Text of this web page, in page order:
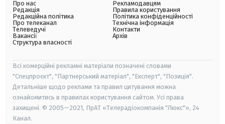
Про нас
Редакція
Редакційна політика
Про телеканал
Телеведучі
Вакансії
Структура власності
Рекламодавцям
Правила користування
Політика конфіденційності
Технічна інформація
Контакти
Архів
Всі комерційні рекламні матеріали позначені словами
"Спецпроєкт", "Партнерський матеріал", "Експерт", "Позиція".
Детальніше щодо реклами та правил цитування можна
ознайомитись в правилах користування сайтом. Усі права
захищені. © 2005—2021, ПрАТ «Телерадіокомпанія "Люкс"», 24
Канал.